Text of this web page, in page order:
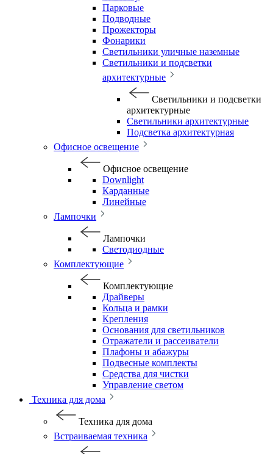
Парковые
Подводные
Прожекторы
Фонарики
Светильники уличные наземные
Светильники и подсветки
архитектурные
Светильники и подсветки
архитектурные
Светильники архитектурные
Подсветка архитектурная
Офисное освещение
Офисное освещение
Downlight
Карданные
Линейные
Лампочки
Лампочки
Светодиодные
Комплектующие
Комплектующие
Драйверы
Кольца и рамки
Крепления
Основания для светильников
Отражатели и рассеиватели
Плафоны и абажуры
Подвесные комплекты
Средства для чистки
Управление светом
Техника для дома
Техника для дома
Встраиваемая техника